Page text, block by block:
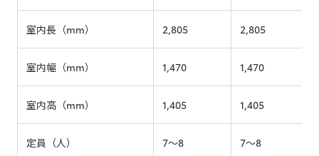
室内長（mm） 2,805 2,805
室内幅（mm） 1,470 1,470
室内高（mm） 1,405 1,405
定員（人） 7～8 7～8